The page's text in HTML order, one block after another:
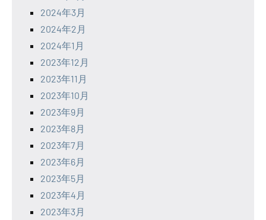
2024年3月
2024年2月
2024年1月
2023年12月
2023年11月
2023年10月
2023年9月
2023年8月
2023年7月
2023年6月
2023年5月
2023年4月
2023年3月